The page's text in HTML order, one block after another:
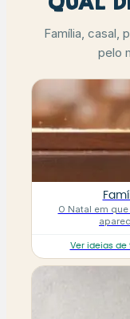
Família, casal,
pelo
O Natal em
Ver ideias